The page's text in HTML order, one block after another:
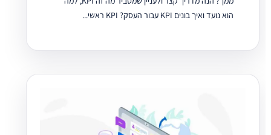
הוא נועד ואיך בונים KPI עבור העסק? KPI ראשי...